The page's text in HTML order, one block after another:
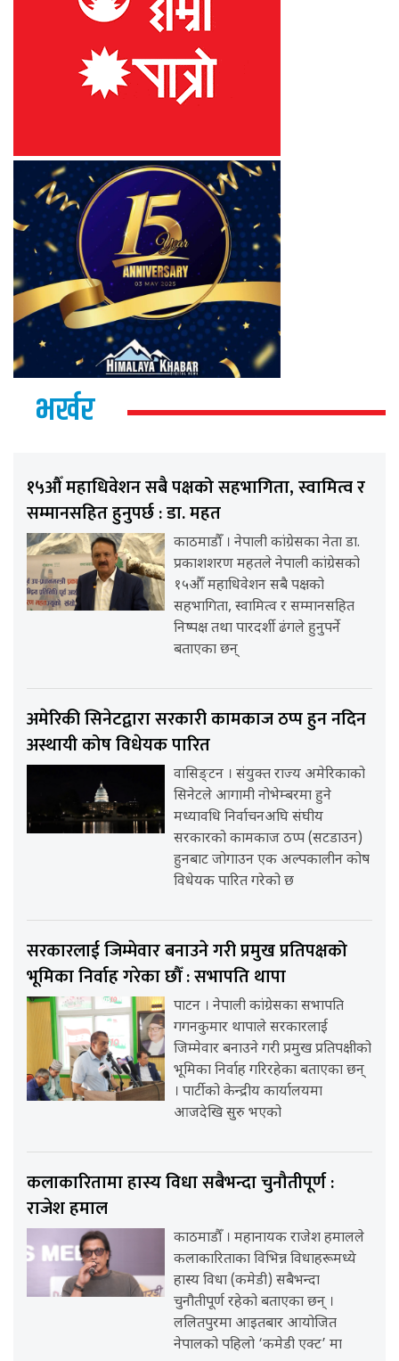
भर्खर
१५औँ महाधिवेशन सबै पक्षको सहभागिता, स्वामित्व र
सम्मानसहित हुनुपर्छ : डा. महत
काठमाडौँ । नेपाली कांग्रेसका नेता डा.
प्रकाशशरण महतले नेपाली कांग्रेसको
१५औँ महाधिवेशन सबै पक्षको
सहभागिता, स्वामित्व र सम्मानसहित
निष्पक्ष तथा पारदर्शी ढंगले हुनुपर्ने
बताएका छन्
अमेरिकी सिनेटद्वारा सरकारी कामकाज ठप्प हुन नदिन
अस्थायी कोष विधेयक पारित
वासिङ्टन । संयुक्त राज्य अमेरिकाको
सिनेटले आगामी नोभेम्बरमा हुने
मध्यावधि निर्वाचनअघि संघीय
सरकारको कामकाज ठप्प (सटडाउन)
हुनबाट जोगाउन एक अल्पकालीन कोष
विधेयक पारित गरेको छ
सरकारलाई जिम्मेवार बनाउने गरी प्रमुख प्रतिपक्षको
भूमिका निर्वाह गरेका छौँ : सभापति थापा
पाटन । नेपाली कांग्रेसका सभापति
गगनकुमार थापाले सरकारलाई
जिम्मेवार बनाउने गरी प्रमुख प्रतिपक्षीको
भूमिका निर्वाह गरिरहेका बताएका छन्
। पार्टीको केन्द्रीय कार्यालयमा
आजदेखि सुरु भएको
कलाकारितामा हास्य विधा सबैभन्दा चुनौतीपूर्ण :
राजेश हमाल
काठमाडौँ । महानायक राजेश हमालले
कलाकारिताका विभिन्न विधाहरूमध्ये
हास्य विधा (कमेडी) सबैभन्दा
चुनौतीपूर्ण रहेको बताएका छन् ।
ललितपुरमा आइतबार आयोजित
नेपालको पहिलो ‘कमेडी एक्ट’ मा